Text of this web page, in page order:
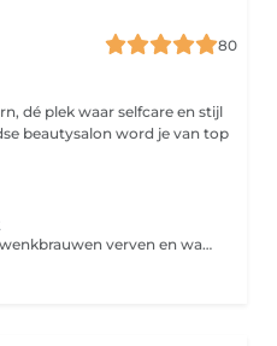
80
dé plek waar selfcare en stijl
beautysalon word je van top
Bij wax verf pakket is het incl. : wenkbrauwen verven en waxen, bovenlip en kin waxen, wimpers verven.